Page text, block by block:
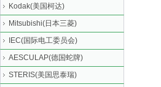
Kodak(美国柯达)
Mitsubishi(日本三菱)
IEC(国际电工委员会)
AESCULAP(德国蛇牌)
STERIS(美国思泰瑞)